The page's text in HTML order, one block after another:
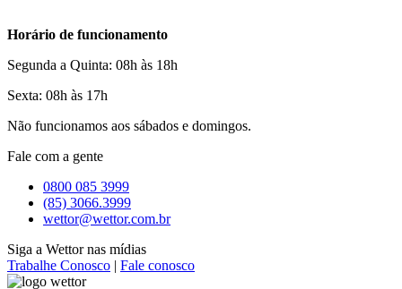
Horário de funcionamento
Segunda a Quinta: 08h às 18h
Sexta: 08h às 17h
Não funcionamos aos sábados e domingos.
Fale com a gente
0800 085 3999
(85) 3066.3999
wettor@wettor.com.br
Siga a Wettor nas mídias
Trabalhe Conosco | Fale conosco